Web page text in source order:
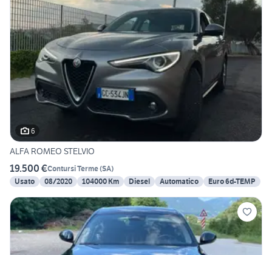
6
ALFA ROMEO STELVIO
19.500 €Contursi Terme(SA)
Usato
08/2020 104000 Km Diesel Automatico Euro 6d-TEMP